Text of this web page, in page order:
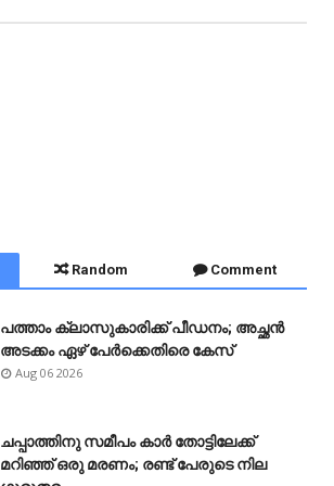
Random Comment
പത്താം ക്ലാസുകാരിക്ക് പീഡനം; അച്ഛൻ
അടക്കം ഏഴ് പേർക്കെതിരെ കേസ്
Aug 06 2026
ചപ്പാത്തിനു സമീപം കാർ തോട്ടിലേക്ക്
മറിഞ്ഞ് ഒരു മരണം; രണ്ട് പേരുടെ നില